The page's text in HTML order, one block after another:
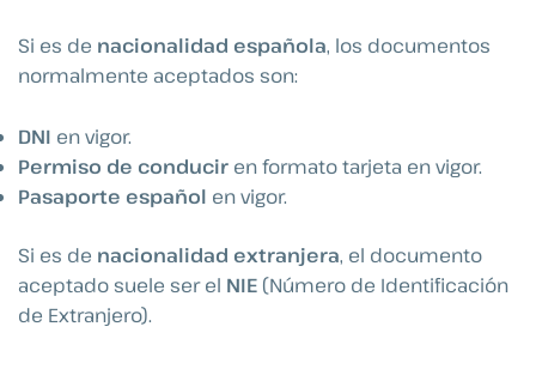
Si es de nacionalidad española, los documentos
normalmente aceptados son:
DNI en vigor.
Permiso de conducir en formato tarjeta en vigor.
Pasaporte español en vigor.
Si es de nacionalidad extranjera, el documento
aceptado suele ser el NIE (Número de Identificación
de Extranjero).